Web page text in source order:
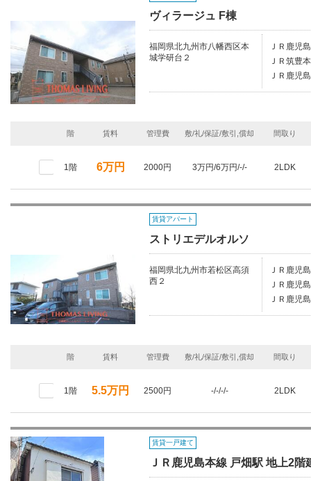
ヴィラージュ F棟
福岡県北九州市八幡西区本
城学研台２
ＪＲ鹿児
ＪＲ筑豊
ＪＲ鹿児
階 賃料 管理費 敷/礼/保証/敷引,償却 間取り
1階 6万円 2000円 3万円/6万円/-/- 2LDK
賃貸アパート
ストリエデルオルソ
福岡県北九州市若松区高須
西２
ＪＲ鹿児
ＪＲ鹿児
ＪＲ鹿児
階 賃料 管理費 敷/礼/保証/敷引,償却 間取り
1階 5.5万円 2500円 -/-/-/- 2LDK
賃貸一戸建て
ＪＲ鹿児島本線 戸畑駅 地上2階